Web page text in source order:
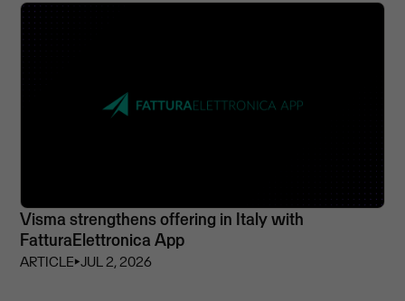
Visma strengthens offering in Italy with
FatturaElettronica App
ARTICLE⏵JUL 2, 2026